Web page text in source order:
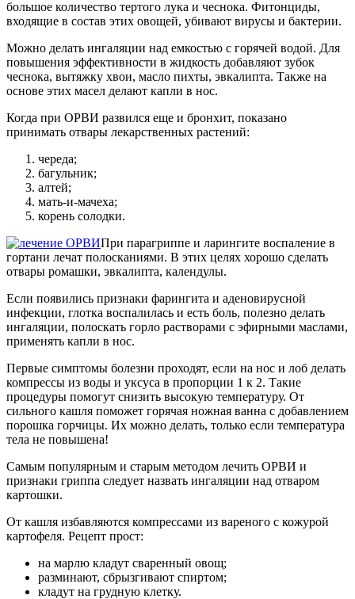
большое количество тертого лука и чеснока. Фитонциды,
входящие в состав этих овощей, убивают вирусы и бактерии.
Можно делать ингаляции над емкостью с горячей водой. Для
повышения эффективности в жидкость добавляют зубок
чеснока, вытяжку хвои, масло пихты, эвкалипта. Также на
основе этих масел делают капли в нос.
Когда при ОРВИ развился еще и бронхит, показано
принимать отвары лекарственных растений:
череда;
багульник;
алтей;
мать-и-мачеха;
корень солодки.
При парагриппе и ларингите воспаление в
гортани лечат полосканиями. В этих целях хорошо сделать
отвары ромашки, эвкалипта, календулы.
Если появились признаки фарингита и аденовирусной
инфекции, глотка воспалилась и есть боль, полезно делать
ингаляции, полоскать горло растворами с эфирными маслами,
применять капли в нос.
Первые симптомы болезни проходят, если на нос и лоб делать
компрессы из воды и уксуса в пропорции 1 к 2. Такие
процедуры помогут снизить высокую температуру. От
сильного кашля поможет горячая ножная ванна с добавлением
порошка горчицы. Их можно делать, только если температура
тела не повышена!
Самым популярным и старым методом лечить ОРВИ и
признаки гриппа следует назвать ингаляции над отваром
картошки.
От кашля избавляются компрессами из вареного с кожурой
картофеля. Рецепт прост:
на марлю кладут сваренный овощ;
разминают, сбрызгивают спиртом;
кладут на грудную клетку.